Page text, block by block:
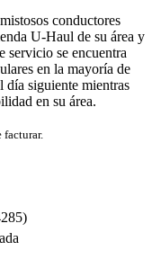
conductores
U-Haul de su área y
servicio se encuentra
en la mayoría de
día siguiente mientras
en su área.
facturar.